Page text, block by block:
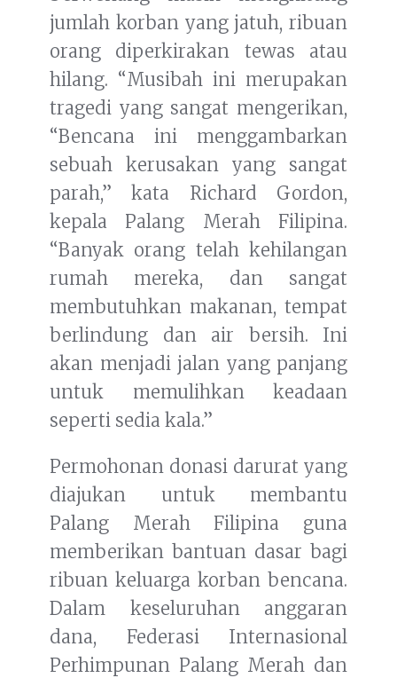
jumlah korban yang jatuh, ribuan
orang diperkirakan tewas atau
hilang. “Musibah ini merupakan
tragedi yang sangat mengerikan,
“Bencana ini menggambarkan
sebuah kerusakan yang sangat
parah,” kata Richard Gordon,
kepala Palang Merah Filipina.
“Banyak orang telah kehilangan
rumah mereka, dan sangat
membutuhkan makanan, tempat
berlindung dan air bersih. Ini
akan menjadi jalan yang panjang
untuk memulihkan keadaan
seperti sedia kala.”
Permohonan donasi darurat yang
diajukan untuk membantu
Palang Merah Filipina guna
memberikan bantuan dasar bagi
ribuan keluarga korban bencana.
Dalam keseluruhan anggaran
dana, Federasi Internasional
Perhimpunan Palang Merah dan